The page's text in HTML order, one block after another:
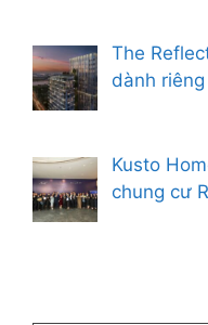
The
dành
Kusto
chung cư